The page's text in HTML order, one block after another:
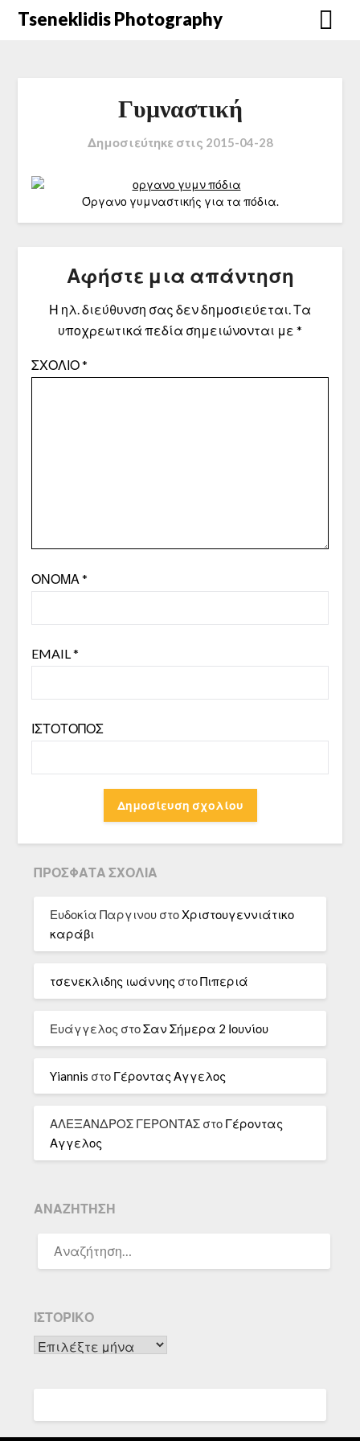
Μετάβαση
Tseneklidis Photography
Γυμναστική
Δημοσιεύτηκε στις 2015-04-28
Όργανο γυμναστικής για τα πόδια.
Αφήστε μια απάντηση
Η ηλ. διεύθυνση σας δεν δημοσιεύεται.Τα
υποχρεωτικά πεδία σημειώνονται με *
ΣΧΌΛΙΟ*
ΌΝΟΜΑ *
EMAIL*
ΙΣΤΌΤΟΠΟΣ
ΠΡΌΣΦΑΤΑ ΣΧΌΛΙΑ
Ευδοκία Παργινου στοΧριστουγεννιάτικο
καράβι
τσενεκλιδης ιωάννης στοΠιπεριά
Ευάγγελος στοΣαν Σήμερα 2 Ιουνίου
Yiannis στο Γέροντας Αγγελος
ΑΛΕΞΑΝΔΡΟΣ ΓΕΡΟΝΤΑΣ στο Γέροντας
Αγγελος
ΑΝΑΖΉΤΗΣΗ
ΓΙΑ:
ΙΣΤΟΡΙΚΌ
Ιστορικό